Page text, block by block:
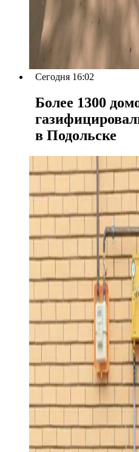
Сегодня 16:02
Более 1300
в Подольске